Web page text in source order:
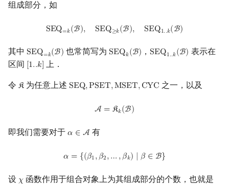
组成部分，如
SEQ=𝑘(B), SEQ≥𝑘(B), SEQ1..𝑘(B)
SEQ=k ,SEQ≥ k (B),SEQ1..k(B )
其中 SEQ=𝑘(B)
SEQ=k(B) 也常简写为SEQ𝑘(B)
SEQk(B) ，SEQ1..𝑘(B)
SEQ1..k(B) 表示在
区间 [1..𝑘]
[1..k] 上．
令 𝔎
K 为任意上述SEQ,PSET,MSET,CYC
SEQ,PSET,MSET,CYC 之一，以及
A = 𝔎𝑘(B)
A=Kk( B)
即我们需要对于 𝛼 ∈ A
α∈A 有
𝛼 = {(𝛽1,𝛽2,… ,𝛽𝑘) ∣ 𝛽 ∈ B}
α={(β ,β2 βk)∣ β ∈ B}
设 χ 函数作用于组合对象上为其组成部分的个数，也就是